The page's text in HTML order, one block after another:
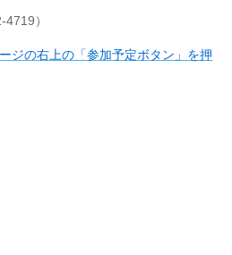
）
ジの右上の「参加予定ボタン」を押